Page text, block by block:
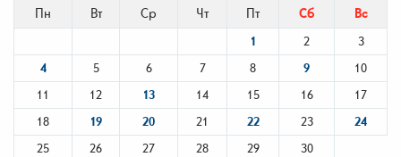
Пн
Вт Ср Чт Пт Сб Вс
1 2
3
4
5 6 7 8 9
10
11
12 13 14 15 16
17
18
19 20 21 22 23
24
25
26 27 28 29 30